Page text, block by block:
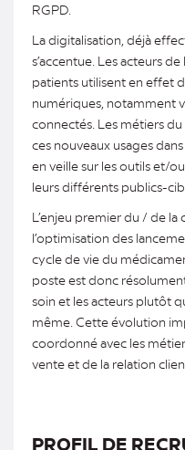
RGPD.
La digitalisation, déjà
s’accentue. Les acteurs
patients utilisent en effet
numériques, notamment
connectés. Les métiers
ces nouveaux usages
en veille sur les outils et/
leurs différents publics-
L’enjeu premier du / de
l’optimisation des
cycle de vie du
poste est donc
soin et les acteurs plutôt
même. Cette évolution
coordonné avec les
vente et de la relation
PROFIL DE